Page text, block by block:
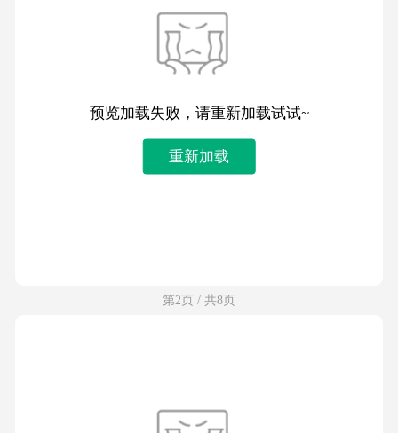
预览加载失败，请重新加载试试~
重新加载
第2页 / 共8页